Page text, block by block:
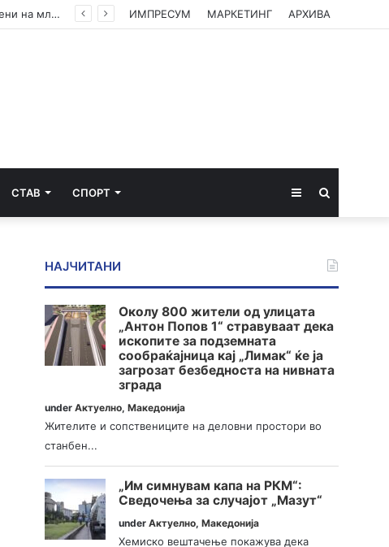
Американски суд ѝ наложи на „Мета“ да плати 567 милиони долари за штети нанесени на младите ИМПРЕСУМ МАРКЕТИНГ АРХИВА
СТАВ СПОРТ Sidebar
НАЈЧИТАНИ
Околу 800 жители од улицата
„Антон Попов 1“ стравуваат дека
ископите за подземната
сообраќајница кај „Лимак“ ќе ја
загрозат безбедноста на нивната
зграда
underАктуелно,Македонија
Жителите и сопствениците на деловни простори во
станбен...
„Им симнувам капа на РКМ“:
Сведочења за случајот „Мазут“
underАктуелно,Македонија
Хемиско вештачење покажува дека